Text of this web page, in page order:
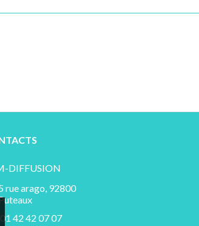
DIFFUSION
rue arago, 92800
01 42 42 07 07